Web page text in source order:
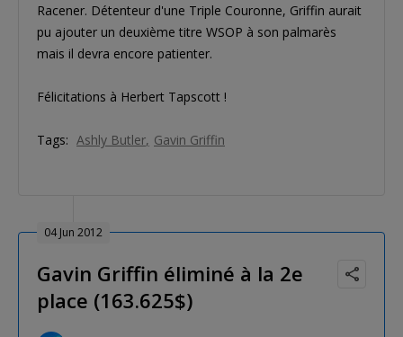
Racener. Détenteur d'une Triple Couronne, Griffin aurait
pu ajouter un deuxième titre WSOP à son palmarès
mais il devra encore patienter.
Félicitations à Herbert Tapscott !
Tags: Ashly Butler Gavin Griffin
04 Jun 2012
Gavin Griffin éliminé à la 2e
place (163.625$)